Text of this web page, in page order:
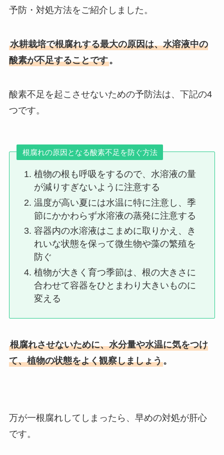
予防・対処方法をご紹介しました。
水耕栽培で根腐れする最大の原因は、水溶液中の
酸素が不足することです。
酸素不足を起こさせないための予防法は、下記の4
つです。
根腐れの原因となる酸素不足を防ぐ方法
植物の根も呼吸をするので、水溶液の量
が減りすぎないように注意する
温度が高い夏には水温に特に注意し、季
節にかかわらず水溶液の蒸発に注意する
容器内の水溶液はこまめに取りかえ、き
れいな状態を保って微生物や藻の繁殖を
防ぐ
植物が大きく育つ季節は、根の大きさに
合わせて容器をひとまわり大きいものに
変える
根腐れさせないために、水分量や水温に気をつけ
て、植物の状態をよく観察しましょう。
万が一根腐れしてしまったら、早めの対処が肝心
です。